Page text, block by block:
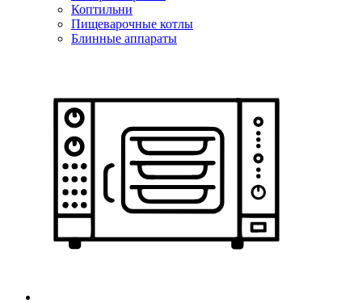
Коптильни
Пищеварочные котлы
Блинные аппараты